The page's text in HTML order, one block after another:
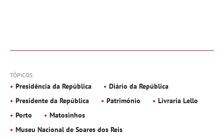
TÓPICOS
Presidência da República
Diário da República
Presidente da República
Património
Livraria Lello
Porto
Matosinhos
Museu Nacional de Soares dos Reis